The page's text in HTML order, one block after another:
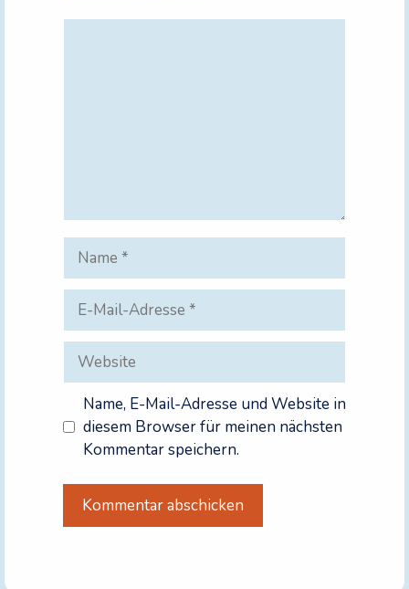
Name
Mail-
Adresse
Website
Name, E-Mail-Adresse und Website in
diesem Browser für meinen nächsten
Kommentar speichern.